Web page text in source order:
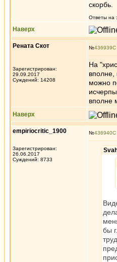
скорбь.
Ответы на
Наверх
Рената Скот
Зарегистрирован:
29.09.2017
Суждений: 14208
№436939
На
вполне,
можно
вполне
Наверх
empiriocritic_1900
Зарегистрирован:
26.06.2017
Суждений: 8733
№436940
бы